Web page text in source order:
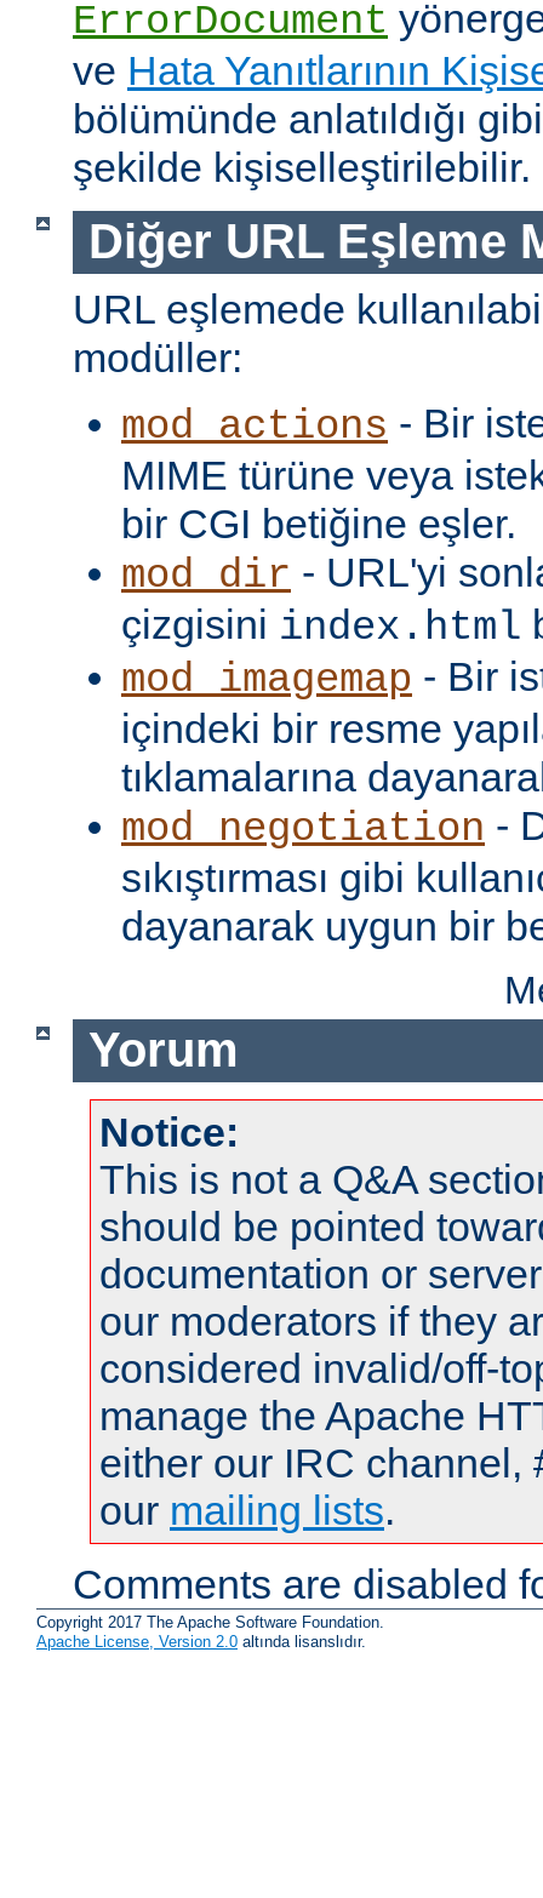
ErrorDocument
ve Hata Yanıtlarının
bölümünde anlatıldığı
şekilde kişiselleştirilebilir.
Diğer URL Eşleme
URL eşlemede
modüller:
mod_actions - Bir
MIME türüne veya
bir CGI betiğine eşler.
mod_dir - URL'yi
çizgisini index.html
mod_imagemap - Bir
içindeki bir resme
tıklamalarına
mod_negotiation -
sıkıştırması gibi
dayanarak uygun bir
Yorum
Notice:
This is not a Q&A
should be pointed
documentation or
our moderators if they
considered invalid/off-
manage the Apache
either our IRC channel,
our mailing lists.
Comments are disabled
Copyright 2017 The Apache Software Foundation.
Apache License, Version 2.0 altında lisanslıdır.